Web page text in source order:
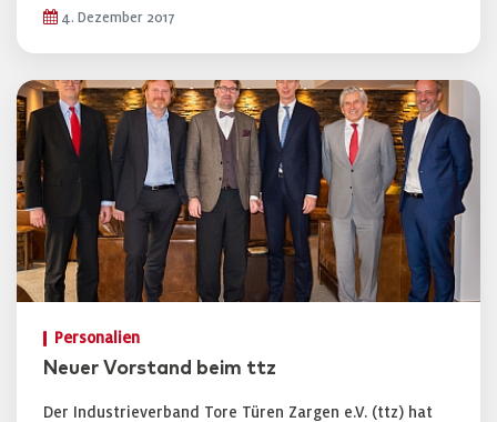
4. Dezember 2017
Personalien
Neuer Vorstand beim ttz
Der Industrieverband Tore Türen Zargen e.V. (ttz) hat